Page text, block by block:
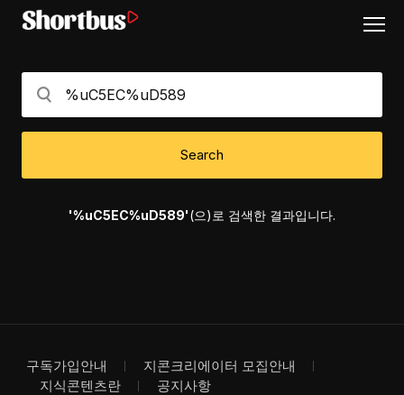
Search
'%uC5EC%uD589'(으)로 검색한 결과입니다.
구독가입안내
지콘크리에이터 모집안내
지식콘텐츠란
공지사항